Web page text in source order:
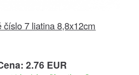
číslo 7 liatina 8,8x12cm
2.76 EUR